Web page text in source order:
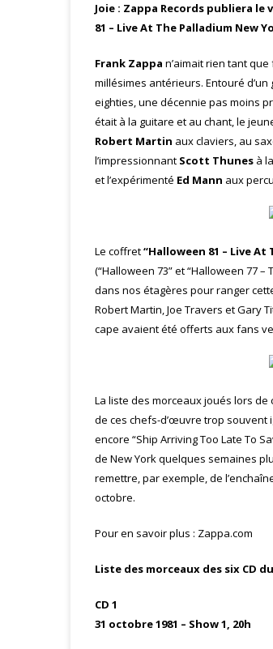
Joie : Zappa Records publiera
81 – Live At The Palladium New
Frank Zappa n’aimait rien tant
millésimes antérieurs. Entouré
eighties, une décennie pas moins
était à la guitare et au chant, le
Robert Martin aux claviers, au
l’impressionnant Scott Thunes à
et l’expérimenté Ed Mann aux
Le coffret“Halloween 81 – Live
(“Halloween 73” et “Halloween 77
dans nos étagères pour ranger
Robert Martin, Joe Travers et Gary
cape avaient été offerts aux fans
La liste des morceaux joués lors
de ces chefs-d’œuvre trop souvent
encore “Ship Arriving Too Late To
de New York quelques semaines
remettre, par exemple, de
octobre.
Pour en savoir plus : Zappa.com
Liste des morceaux des six CD
CD 1
31 octobre 1981 – Show 1, 20h